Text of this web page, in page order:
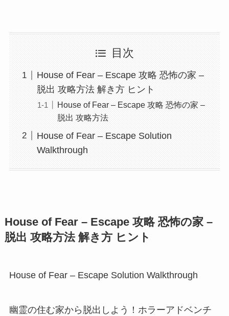
目次
House of Fear – Escape 攻略 恐怖の家 –
脱出 攻略方法 解き方 ヒント
House of Fear – Escape 攻略 恐怖の家 –
脱出 攻略方法
House of Fear – Escape Solution
Walkthrough
House of Fear – Escape 攻略 恐怖の家 –
脱出 攻略方法 解き方 ヒント
House of Fear – Escape Solution Walkthrough
幽霊の住む家から脱出しよう！ホラーアドベンチ